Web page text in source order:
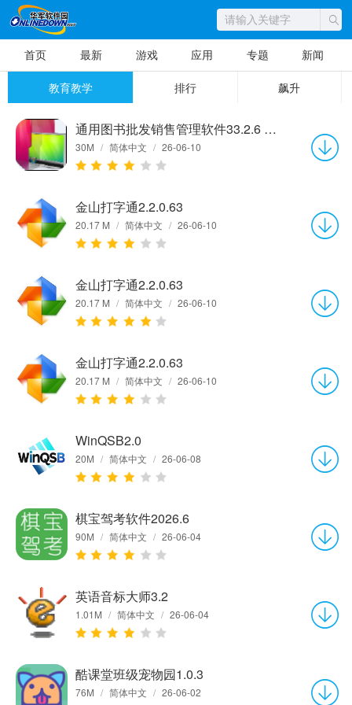
首页 最新 游戏 应用 专题 新闻
教育教学 排行 飙升
通用图书批发销售管理软件33.2.6 官方版
30M / 简体中文 / 26-06-10
金山打字通2.2.0.63
20.17 M / 简体中文 / 26-06-10
金山打字通2.2.0.63
20.17 M / 简体中文 / 26-06-10
金山打字通2.2.0.63
20.17 M / 简体中文 / 26-06-10
WinQSB2.0
20M / 简体中文 / 26-06-08
棋宝驾考软件2026.6
90M / 简体中文 / 26-06-04
英语音标大师3.2
1.01M / 简体中文 / 26-06-04
酷课堂班级宠物园1.0.3
76M / 简体中文 / 26-06-02